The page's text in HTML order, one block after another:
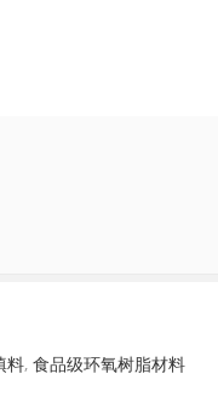
料,食品级环氧树脂材料